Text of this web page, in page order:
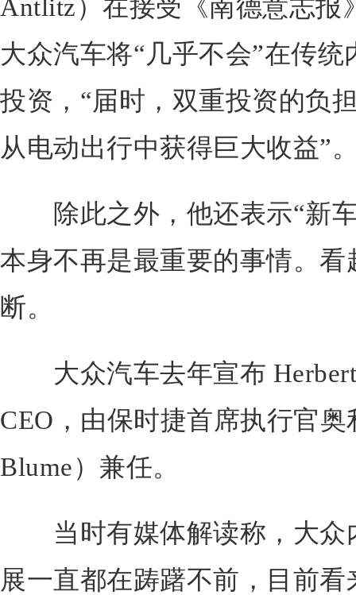
Antlitz）在接受《南德意志报
大众汽车将“几乎不会”在传
投资，“届时，双重投资的负
从电动出行中获得巨大收益”
除此之外，他还表示“新车
本身不再是最重要的事情。
断。
大众汽车去年宣布 Herbert
CEO，由保时捷首席执行官
Blume）兼任。
当时有媒体解读称，大众
展一直都在踌躇不前，目前